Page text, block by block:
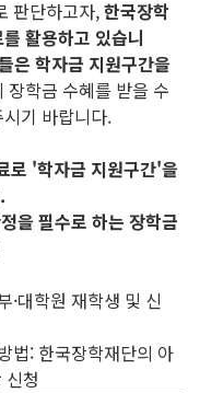
판단하고자,한국장학
활용하고 있습니
은 학자금 지원구간을
장학금 수혜를 받을 수
기 바랍니다.
로 '학자금 지원구간'을
을 필수로 하는 장학금
·대학원 재학생 및 신
법: 한국장학재단의 아
청